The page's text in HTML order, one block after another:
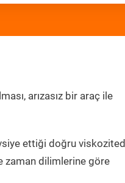
arızasız bir araç ile
ettiği doğru
zaman dilimlerine göre